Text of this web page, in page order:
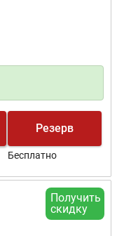
Резерв
Бесплатно
Получить
скидку